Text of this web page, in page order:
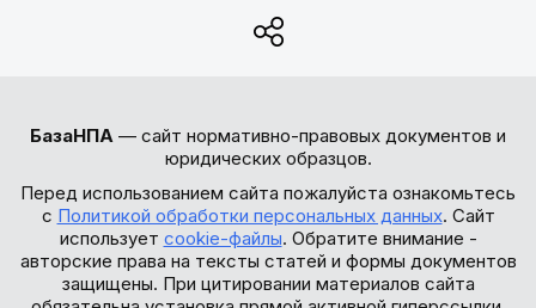
БазаНПА — сайт нормативно-правовых документов и
юридических образцов.
Перед использованием сайта пожалуйста ознакомьтесь
с Политикой обработки персональных данных. Сайт
использует cookie-файлы. Обратите внимание -
авторские права на тексты статей и формы документов
защищены. При цитировании материалов сайта